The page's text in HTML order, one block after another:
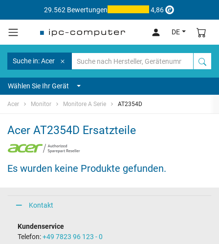
29.562 Bewertungen 4,86
DE
Suche in: Acer
Wählen Sie Ihr Gerät
Acer Monitor Monitore A Serie AT2354D
Acer AT2354D Ersatzteile
Es wurden keine Produkte gefunden.
Kontakt
Kundenservice
Telefon:+49 7823 96 123 - 0